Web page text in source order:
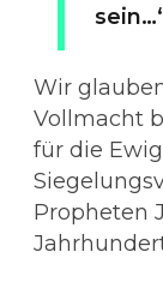
Wir
Vollmacht
für die
Propheten